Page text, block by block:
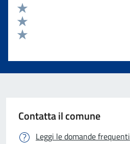
Valuta 4 stelle su 5
Valuta 3 stelle su 5
Valuta 2 stelle su 5
Contatta il comune
Leggi le domande frequenti